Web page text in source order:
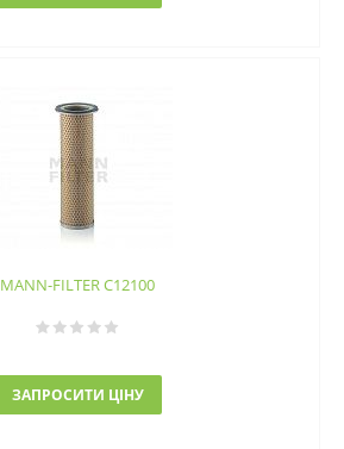
MANN-FILTER C12100
ЗАПРОСИТИ ЦІНУ